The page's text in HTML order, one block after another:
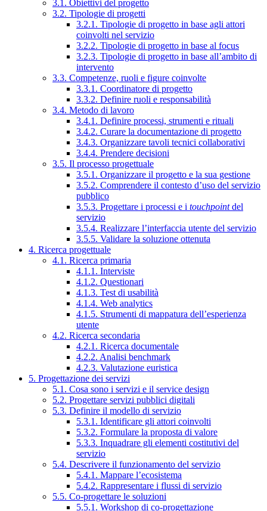
3.1. Obiettivi del progetto
3.2. Tipologie di progetti
3.2.1. Tipologie di progetto in base agli attori
coinvolti nel servizio
3.2.2. Tipologie di progetto in base al focus
3.2.3. Tipologie di progetto in base all’ambito di
intervento
3.3. Competenze, ruoli e figure coinvolte
3.3.1. Coordinatore di progetto
3.3.2. Definire ruoli e responsabilità
3.4. Metodo di lavoro
3.4.1. Definire processi, strumenti e rituali
3.4.2. Curare la documentazione di progetto
3.4.3. Organizzare tavoli tecnici collaborativi
3.4.4. Prendere decisioni
3.5. Il processo progettuale
3.5.1. Organizzare il progetto e la sua gestione
3.5.2. Comprendere il contesto d’uso del servizio
pubblico
3.5.3. Progettare i processi e i touchpointdel
servizio
3.5.4. Realizzare l’interfaccia utente del servizio
3.5.5. Validare la soluzione ottenuta
4. Ricerca progettuale
4.1. Ricerca primaria
4.1.1. Interviste
4.1.2. Questionari
4.1.3. Test di usabilità
4.1.4. Web analytics
4.1.5. Strumenti di mappatura dell’esperienza
utente
4.2. Ricerca secondaria
4.2.1. Ricerca documentale
4.2.2. Analisi benchmark
4.2.3. Valutazione euristica
5. Progettazione dei servizi
5.1. Cosa sono i servizi e il service design
5.2. Progettare servizi pubblici digitali
5.3. Definire il modello di servizio
5.3.1. Identificare gli attori coinvolti
5.3.2. Formulare la proposta di valore
5.3.3. Inquadrare gli elementi costitutivi del
servizio
5.4. Descrivere il funzionamento del servizio
5.4.1. Mappare l’ecosistema
5.4.2. Rappresentare i flussi di servizio
5.5. Co-progettare le soluzioni
5.5.1. Workshop di co-progettazione